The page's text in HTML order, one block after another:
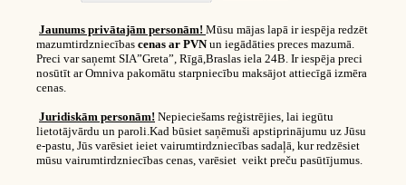
Jaunums privātajām personām! Mūsu mājas lapā ir iespēja redzēt
mazumtirdzniecības cenas ar PVNun iegādāties preces mazumā.
Preci var saņemt SIA”Greta”, Rīgā,Braslas iela 24B. Ir iespēja preci
nosūtīt ar Omniva pakomātu starpniecību maksājot attiecīgā izmēra
cenas.
Juridiskām personām! Nepieciešams reģistrējies, lai iegūtu
lietotājvārdu un paroli.Kad būsiet saņēmuši apstiprinājumu uz Jūsu
e-pastu, Jūs varēsiet ieiet vairumtirdzniecības sadaļā, kur redzēsiet
mūsu vairumtirdzniecības cenas, varēsiet veikt preču pasūtījumus.